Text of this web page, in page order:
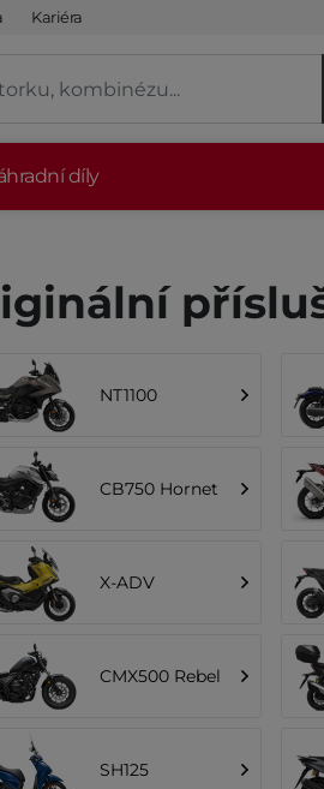
Kariéra
díly
NT1100
CB750 Hornet
X-ADV
CMX500 Rebel
SH125